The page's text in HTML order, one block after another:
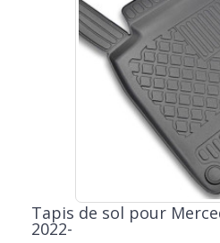
Tapis de sol pour
2022-